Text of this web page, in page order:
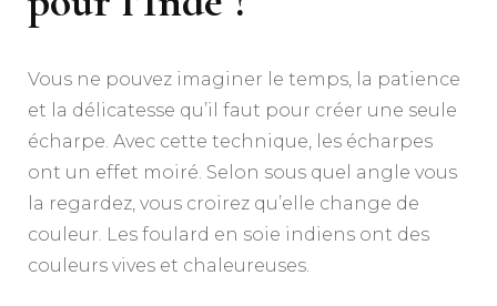
Vous ne pouvez imaginer le temps, la patience
et la délicatesse qu’il faut pour créer une seule
écharpe. Avec cette technique, les écharpes
ont un effet moiré. Selon sous quel angle vous
la regardez, vous croirez qu’elle change de
couleur. Les foulard en soie indiens ont des
couleurs vives et chaleureuses.